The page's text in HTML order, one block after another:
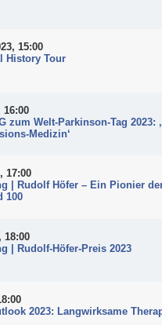
15:00
History Tour
16:00
zum Welt-Parkinson-Tag 2023:
Medizin‘
17:00
| Rudolf Höfer – Ein Pionier
100
18:00
| Rudolf-Höfer-Preis 2023
2023: Langwirksame